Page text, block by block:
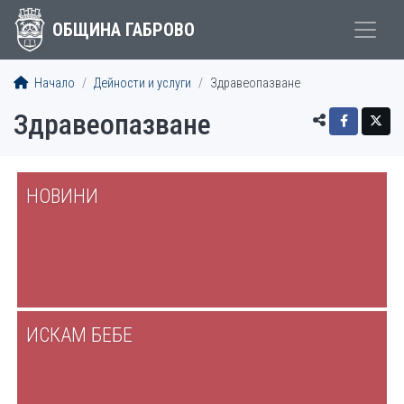
ОБЩИНА ГАБРОВО
Начало Дейности и услуги Здравеопазване
Здравеопазване
НОВИНИ
ИСКАМ БЕБЕ